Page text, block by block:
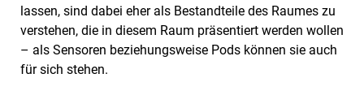
lassen, sind dabei eher als Bestandteile des Raumes zu
verstehen, die in diesem Raum präsentiert werden wollen
– als Sensoren beziehungsweise Pods können sie auch
für sich stehen.